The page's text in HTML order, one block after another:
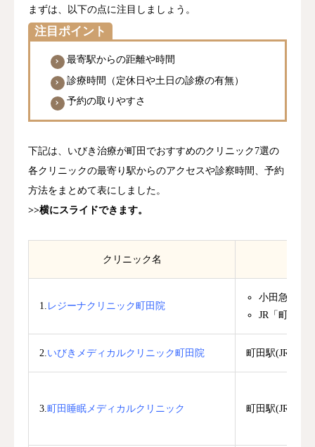
まずは、以下の点に注目しましょう。
注目ポイント
最寄駅からの距離や時間
診療時間（定休日や土日の診療の有無）
予約の取りやすさ
下記は、いびき治療が町田でおすすめのクリニック7選の
各クリニックの最寄り駅からのアクセスや診察時間、予約
方法をまとめて表にしました。
>>横にスライドできます。
クリニック名
1. レジーナクリニック町田院
小田急「町
JR「町田駅
2. いびきメディカルクリニック町田院 町田駅(JR、小
3. 町田睡眠メディカルクリニック 町田駅(JR、小